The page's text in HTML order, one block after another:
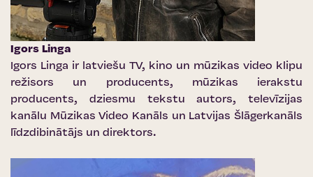
Igors Linga
Igors Linga ir latviešu TV, kino un mūzikas video klipu
režisors un producents, mūzikas ierakstu
producents, dziesmu tekstu autors, televīzijas
kanālu Mūzikas Video Kanāls un Latvijas Šlāgerkanāls
līdzdibinātājs un direktors.